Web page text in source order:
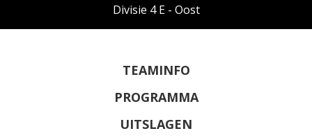
Divisie 4 E - Oost
TEAMINFO
PROGRAMMA
UITSLAGEN